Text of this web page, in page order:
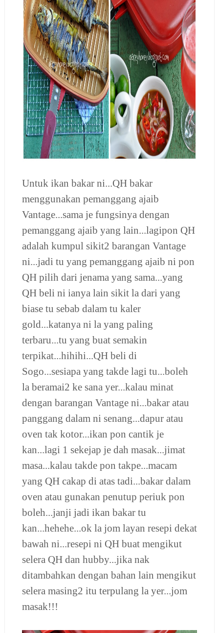
Untuk ikan bakar ni...QH bakar
menggunakan pemanggang ajaib
Vantage...sama je fungsinya dengan
pemanggang ajaib yang lain...lagipon QH
adalah kumpul sikit2 barangan Vantage
ni...jadi tu yang pemanggang ajaib ni pon
QH pilih dari jenama yang sama...yang
QH beli ni ianya lain sikit la dari yang
biase tu sebab dalam tu kaler
gold...katanya ni la yang paling
terbaru...tu yang buat semakin
terpikat...hihihi...QH beli di
Sogo...sesiapa yang takde lagi tu...boleh
la beramai2 ke sana yer...kalau minat
dengan barangan Vantage ni...bakar atau
panggang dalam ni senang...dapur atau
oven tak kotor...ikan pon cantik je
kan...lagi 1 sekejap je dah masak...jimat
masa...kalau takde pon takpe...macam
yang QH cakap di atas tadi...bakar dalam
oven atau gunakan penutup periuk pon
boleh...janji jadi ikan bakar tu
kan...hehehe...ok la jom layan resepi dekat
bawah ni...resepi ni QH buat mengikut
selera QH dan hubby...jika nak
ditambahkan dengan bahan lain mengikut
selera masing2 itu terpulang la yer...jom
masak!!!